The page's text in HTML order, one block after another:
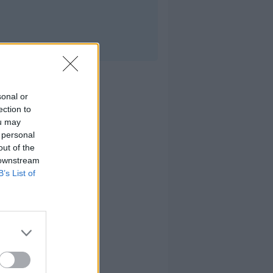
or
to
may
of the
List of